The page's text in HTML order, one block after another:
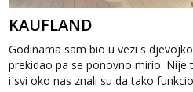
KAUFLAND
Godinama sam bio u vezi s
prekidao pa se ponovno mirio. Nije
i svi oko nas znali su da tako